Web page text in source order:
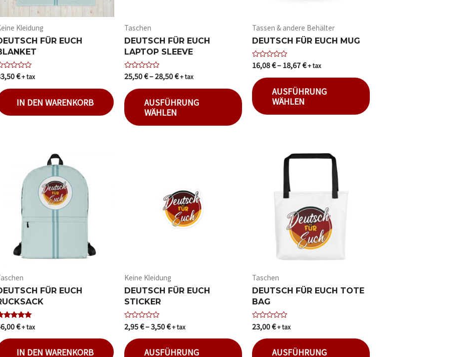
Kleidung
FÜR EUCH
€+ tax
IN DEN WARENKORB
Taschen
DEUTSCH FÜR EUCH
LAPTOP SLEEVE
Bewertet
mit
von
5
25,50€–28,50€+ tax
AUSFÜHRUNG
WÄHLEN
Tassen & andere Behälter
DEUTSCH FÜR EUCH MUG
Bewertet
mit
von
5
16,08€–18,67€+ tax
AUSFÜHRUNG
WÄHLEN
FÜR EUCH
mit
von 5
€+ tax
IN DEN WARENKORB
Keine Kleidung
DEUTSCH FÜR EUCH
STICKER
Bewertet
mit
von
5
2,95€–3,50€+ tax
AUSFÜHRUNG
Taschen
DEUTSCH FÜR EUCH TOTE
BAG
Bewertet
mit
von
5
23,00€+ tax
AUSFÜHRUNG